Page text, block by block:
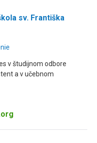
sv. Františka
v študijnom odbore
a v učebnom